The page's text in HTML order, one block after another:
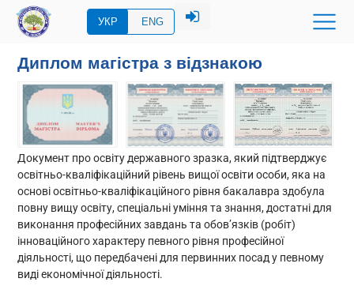
УКР ENG
Диплом магістра з відзнакою
Документ про освіту державного зразка, який підтверджує
освітньо-кваліфікаційний рівень вищої освіти особи, яка на
основі освітньо-кваліфікаційного рівня бакалавра здобула
повну вищу освіту, спеціальні уміння та знання, достатні для
виконання професійних завдань та обов’язків (робіт)
інноваційного характеру певного рівня професійної
діяльності, що передбачені для первинних посад у певному
виді економічної діяльності.